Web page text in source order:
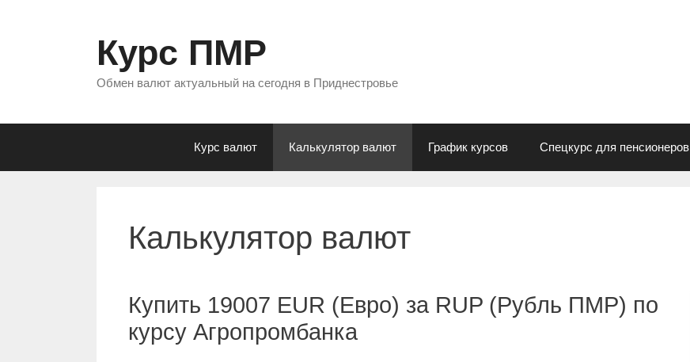
Курс ПМР
Обмен валют актуальный на сегодня в Приднестровье
Курс валют Калькулятор валют График курсов Спецкурс для пенсионеров
Калькулятор валют
Купить 19007 EUR (Евро) за RUP (Рубль ПМР) по
курсу Агропромбанка